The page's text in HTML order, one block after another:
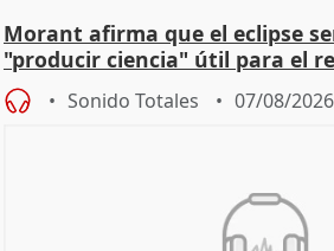
Morant afirma que el eclipse
"producir ciencia" útil para el
Sonido Totales 07/08/2026